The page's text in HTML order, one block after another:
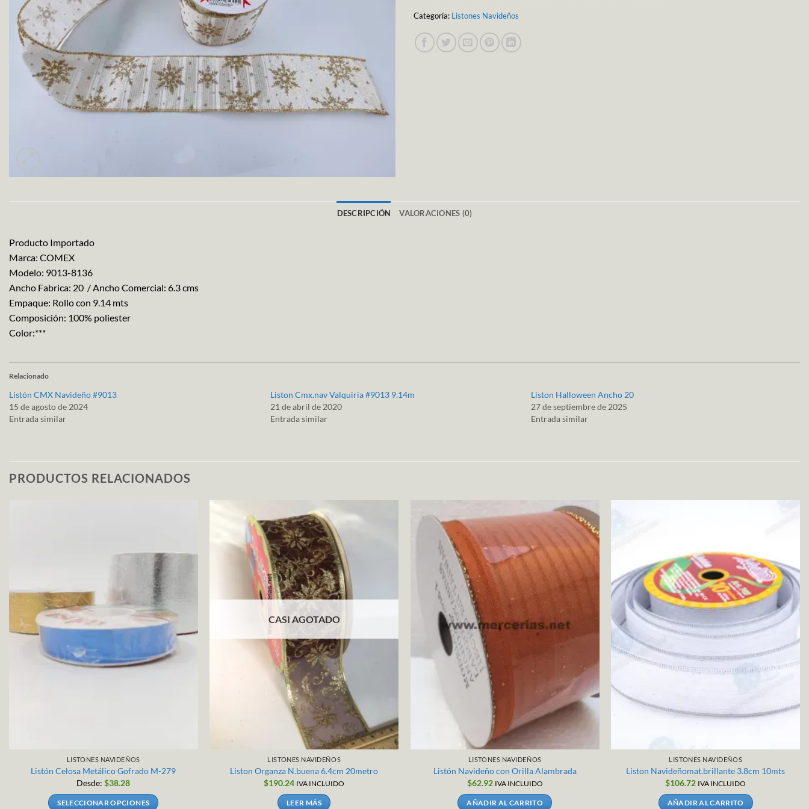
Categoría: Listones Navideños
DESCRIPCIÓN VALORACIONES (0)
Producto Importado
Marca: COMEX
Modelo: 9013-8136
Ancho Fabrica: 20 / Ancho Comercial: 6.3 cms
Empaque: Rollo con 9.14 mts
Composición: 100% poliester
Color:***
Relacionado
Listón CMX Navideño #9013
15 de agosto de 2024
Entrada similar
Liston Cmx.nav Valquiria #9013 9.14m
21 de abril de 2020
Entrada similar
Liston Halloween Ancho 20
27 de septiembre de 2025
Entrada similar
PRODUCTOS RELACIONADOS
LISTONES NAVIDEÑOS
Listón Celosa Metálico Gofrado M-279
Desde:$38.28
SELECCIONAR OPCIONES
CASI AGOTADO
LISTONES NAVIDEÑOS
Liston Organza N.buena 6.4cm 20metro
$190.24 IVA INCLUIDO
LEER MÁS
LISTONES NAVIDEÑOS
Listón Navideño con Orilla Alambrada
$62.92 IVA INCLUIDO
AÑADIR AL CARRITO
LISTONES NAVIDEÑOS
Liston Navideñomat.brillante 3.8cm 10mts
$106.72 IVA INCLUIDO
AÑADIR AL CARRITO